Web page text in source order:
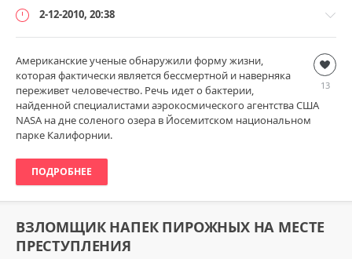
2-12-2010, 20:38
Наука
и
технологии
loginvovchyk
5
0
13
Американские ученые обнаружили форму жизни,
которая фактически является бессмертной и наверняка
переживет человечество. Речь идет о бактерии,
найденной специалистами аэрокосмического агентства США
NASA на дне соленого озера в Йосемитском национальном
парке Калифорнии.
ПОДРОБНЕЕ
ВЗЛОМЩИК НАПЕК ПИРОЖНЫХ НА МЕСТЕ
ПРЕСТУПЛЕНИЯ